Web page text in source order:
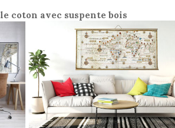
coton avec suspente bois